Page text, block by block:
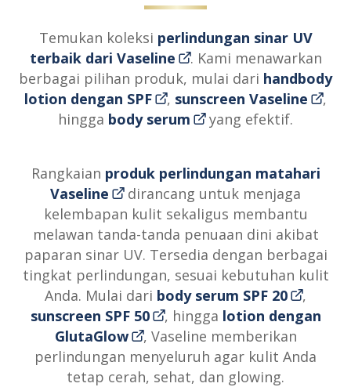
Temukan koleksi perlindungan sinar UV
terbaik dari Vaseline
. Kami menawarkan
berbagai pilihan produk, mulai dari handbody
lotion dengan SPF
, sunscreen Vaseline
,
hingga body serum yang efektif.
Rangkaian produk perlindungan matahari
Vaseline
dirancang untuk menjaga
kelembapan kulit sekaligus membantu
melawan tanda-tanda penuaan dini akibat
paparan sinar UV. Tersedia dengan berbagai
tingkat perlindungan, sesuai kebutuhan kulit
Anda. Mulai dari body serum SPF 20
,
sunscreen SPF 50
, hingga lotion dengan
GlutaGlow
, Vaseline memberikan
perlindungan menyeluruh agar kulit Anda
tetap cerah, sehat, dan glowing.